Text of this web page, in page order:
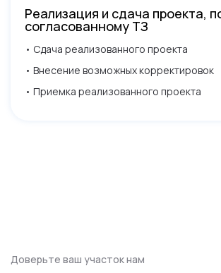
Реализация и сдача проекта,
согласованному ТЗ
• Сдача реализованного проекта
• Внесение возможных корректировок
• Приемка реализованного проекта
Доверьте ваш участок нам